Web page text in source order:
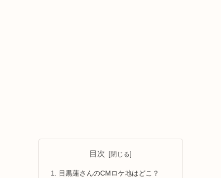
目次
目黒蓮さんのCMロケ地はどこ？